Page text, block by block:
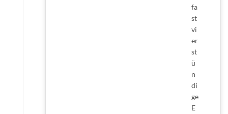
fa
st
vi
er
st
ü
n
di
ge
E